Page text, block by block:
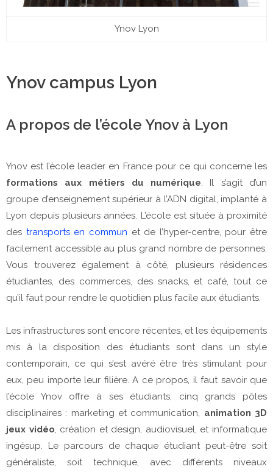
Ynov Lyon
Ynov campus Lyon
A propos de l’école Ynov à Lyon
Ynov est l’école leader en France pour ce qui concerne les
formations aux métiers du numérique . Il s’agit d’un
groupe d’enseignement supérieur à l’ADN digital, implanté à
Lyon depuis plusieurs années. L’école est située à proximité
des transports en commun et de l’hyper-centre, pour être
facilement accessible au plus grand nombre de personnes.
Vous trouverez également à côté, plusieurs résidences
étudiantes, des commerces, des snacks, et café, tout ce
qu’il faut pour rendre le quotidien plus facile aux étudiants.
Les infrastructures sont encore récentes, et les équipements
mis à la disposition des étudiants sont dans un style
contemporain, ce qui s’est avéré être très stimulant pour
eux, peu importe leur filière. A ce propos, il faut savoir que
l’école Ynov offre à ses étudiants, cinq grands pôles
disciplinaires : marketing et communication, animation 3D
jeux vidéo , création et design, audiovisuel, et informatique
ingésup. Le parcours de chaque étudiant peut-être soit
généraliste, soit technique, avec différents niveaux